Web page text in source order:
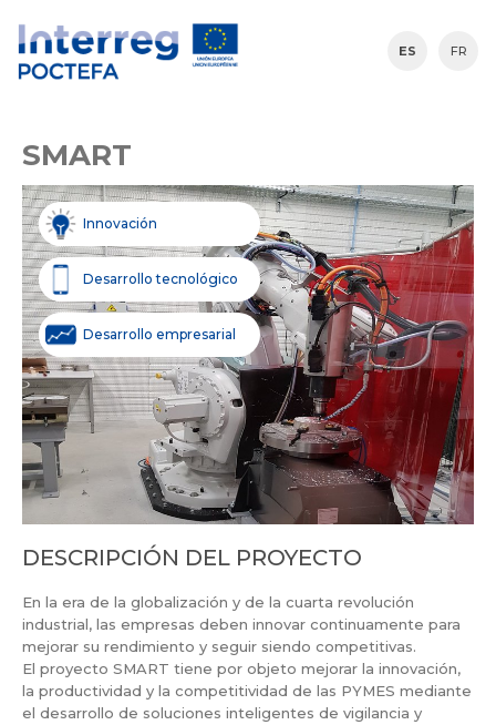
ES FR
SMART
Innovación
Desarrollo tecnológico
Desarrollo empresarial
DESCRIPCIÓN DEL PROYECTO
En la era de la globalización y de la cuarta revolución
industrial, las empresas deben innovar continuamente para
mejorar su rendimiento y seguir siendo competitivas.
El proyecto SMART tiene por objeto mejorar la innovación,
la productividad y la competitividad de las PYMES mediante
el desarrollo de soluciones inteligentes de vigilancia y